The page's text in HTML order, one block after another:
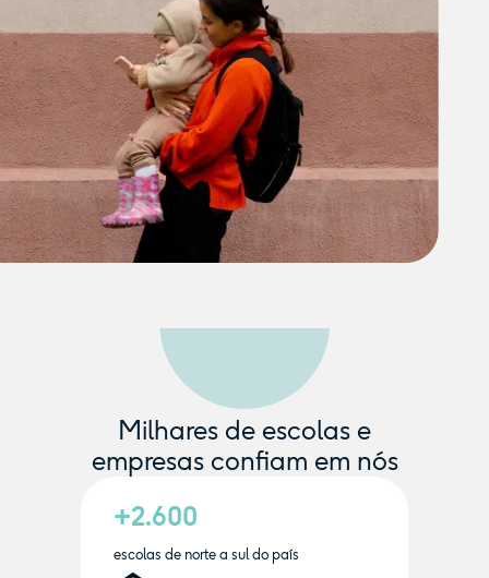
Milhares de escolas e
empresas confiam em nós
+2.600
escolas de norte a sul do país